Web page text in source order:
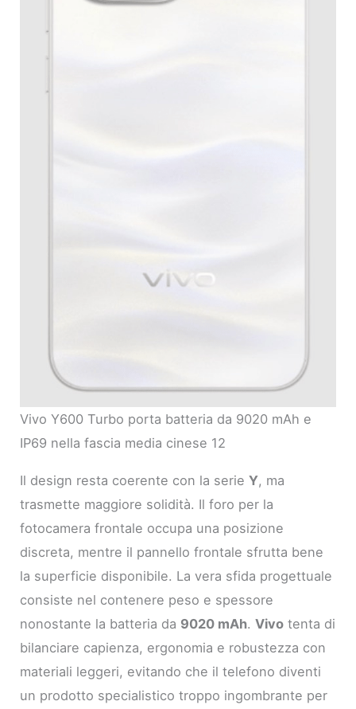
Vivo Y600 Turbo porta batteria da 9020 mAh e
IP69 nella fascia media cinese 12
Il design resta coerente con la serieY, ma
trasmette maggiore solidità. Il foro per la
fotocamera frontale occupa una posizione
discreta, mentre il pannello frontale sfrutta bene
la superficie disponibile. La vera sfida progettuale
consiste nel contenere peso e spessore
nonostante la batteria da 9020 mAh.Vivo tenta di
bilanciare capienza, ergonomia e robustezza con
materiali leggeri, evitando che il telefono diventi
un prodotto specialistico troppo ingombrante per